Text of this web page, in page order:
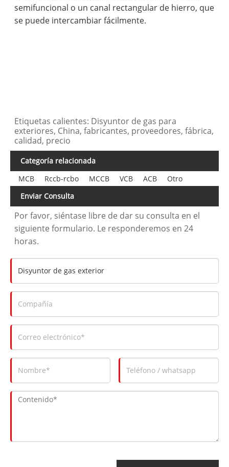
semifuncional o un canal rectangular de hierro, que
se puede intercambiar fácilmente.
Etiquetas calientes: Disyuntor de gas para
exteriores, China, fabricantes, proveedores, fábrica,
calidad, precio
Categoría relacionada
MCB
Rccb-rcbo MCCB VCB ACB
Otro
Enviar Consulta
Por favor, siéntase libre de dar su consulta en el
siguiente formulario. Le responderemos en 24
horas.